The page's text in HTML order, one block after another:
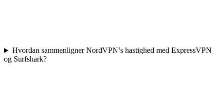
Hvordan sammenligner NordVPN’s hastighed med ExpressVPN
og Surfshark?